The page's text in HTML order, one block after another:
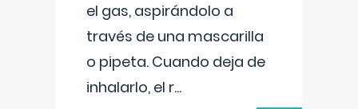
el gas, aspirándolo a
través de una mascarilla
o pipeta. Cuando deja de
inhalarlo, el r...